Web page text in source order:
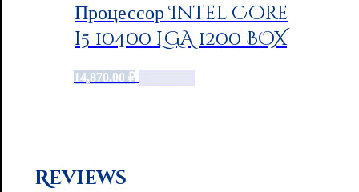
Процессор Intel Core
i5 10400 LGA 1200 BOX
14,870.00 ₽
Reviews